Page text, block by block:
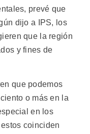
prevé que
dijo a IPS, los
que la región
y fines de
que podemos
o más en la
en los
coinciden